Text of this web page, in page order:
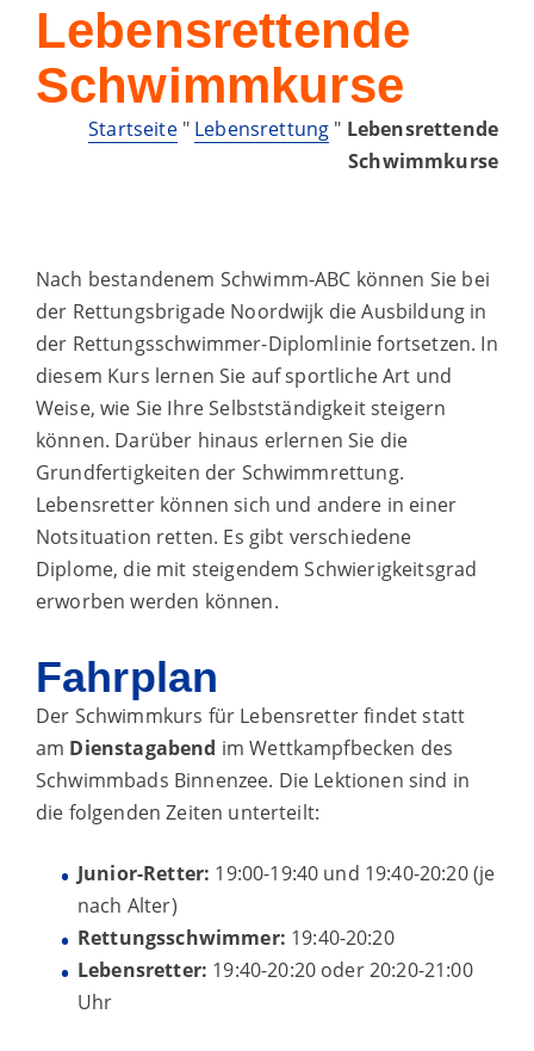
Lebensrettende
Schwimmkurse
Startseite" Lebensrettung " Lebensrettende
Schwimmkurse
Nach bestandenem Schwimm-ABC können Sie bei
der Rettungsbrigade Noordwijk die Ausbildung in
der Rettungsschwimmer-Diplomlinie fortsetzen. In
diesem Kurs lernen Sie auf sportliche Art und
Weise, wie Sie Ihre Selbstständigkeit steigern
können. Darüber hinaus erlernen Sie die
Grundfertigkeiten der Schwimmrettung.
Lebensretter können sich und andere in einer
Notsituation retten. Es gibt verschiedene
Diplome, die mit steigendem Schwierigkeitsgrad
erworben werden können.
Fahrplan
Der Schwimmkurs für Lebensretter findet statt
am Dienstagabend im Wettkampfbecken des
Schwimmbads Binnenzee. Die Lektionen sind in
die folgenden Zeiten unterteilt:
Junior-Retter: 19:00-19:40 und 19:40-20:20 (je
nach Alter)
Rettungsschwimmer: 19:40-20:20
Lebensretter: 19:40-20:20 oder 20:20-21:00
Uhr